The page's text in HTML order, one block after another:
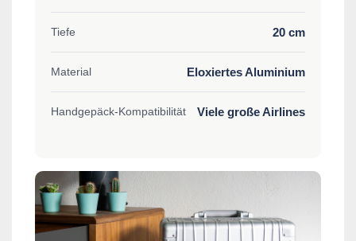
Tiefe 20 cm
Material Eloxiertes Aluminium
Handgepäck-Kompatibilität Viele große Airlines